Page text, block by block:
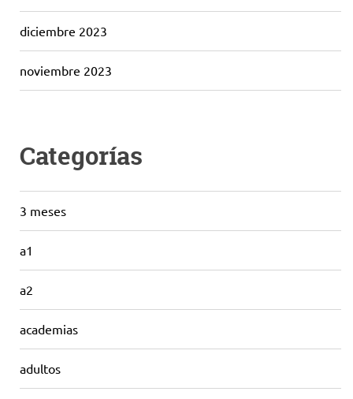
diciembre 2023
noviembre 2023
Categorías
3 meses
a1
a2
academias
adultos